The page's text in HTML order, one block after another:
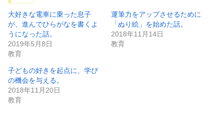
大好きな電車に乗った息子
が、進んでひらがなを書くよ
うになった話。
2019年5月8日
教育
運筆力をアップさせるために
「ぬり絵」を始めた話。
2018年11月14日
教育
子どもの好きを起点に、学び
の機会を与える。
2018年11月20日
教育